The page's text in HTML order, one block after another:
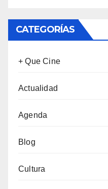
CATEGORÍAS
+ Que Cine
Actualidad
Agenda
Blog
Cultura